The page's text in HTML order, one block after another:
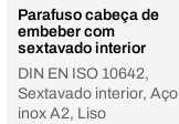
Parafuso cabeça de
embeber com
sextavado interior
DIN EN ISO 10642,
Sextavado interior, Aço
inox A2, Liso